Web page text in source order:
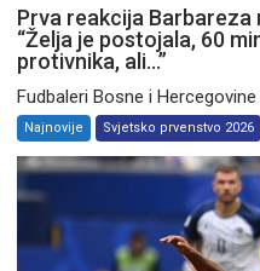
Prva reakcija Barbareza
“Želja je postojala, 60
protivnika, ali…”
Fudbaleri Bosne i
Najnovije Svjetsko prvenstvo 2026